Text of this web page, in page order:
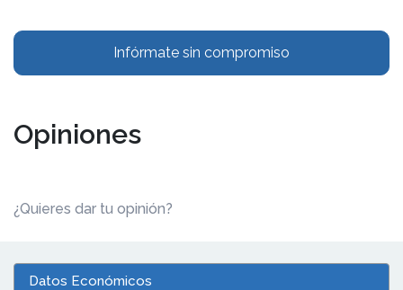
Infórmate sin compromiso
Opiniones
¿Quieres dar tu opinión?
Datos Económicos